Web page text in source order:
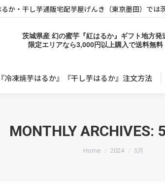
か・干し芋通販宅配芋屋げんき（東京墨田）では
茨城県産 幻の蜜芋『紅はるか』ギフト地方発
限定エリアなら3,000円以上購入で送料無料
『冷凍焼芋はるか』『干し芋はるか』注文方法
MONTHLY ARCHIVES:
You are here:
Home 2024 5月
冷凍焼芋はるか』『干し芋はるか』注文方法